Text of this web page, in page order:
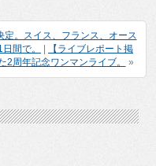
。スイス、フランス、オース
間で。
|
【ライブレポート掲
周年記念ワンマンライブ。
»